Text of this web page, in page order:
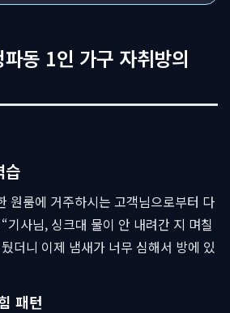
동 1인 가구 자취방의
습
원룸에 거주하시는 고객님으로부터 다
기사님, 싱크대 물이 안 내려간 지 며칠
더니 이제 냄새가 너무 심해서 방에 있
패턴